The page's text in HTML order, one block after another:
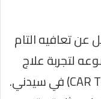
عن تعافيه التام
لتجربة علاج
بالخلايا التائية المعدلة وراثيًا (CAR T-cell) في سيدني.